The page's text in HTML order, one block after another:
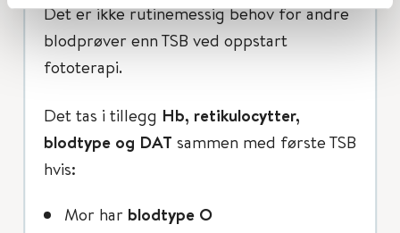
Det er ikke rutinemessig behov for andre
blodprøver enn TSB ved oppstart
fototerapi.
Det tas i tillegg Hb, retikulocytter,
blodtype og DAT sammen med første TSB
hvis:
Mor har blodtype O